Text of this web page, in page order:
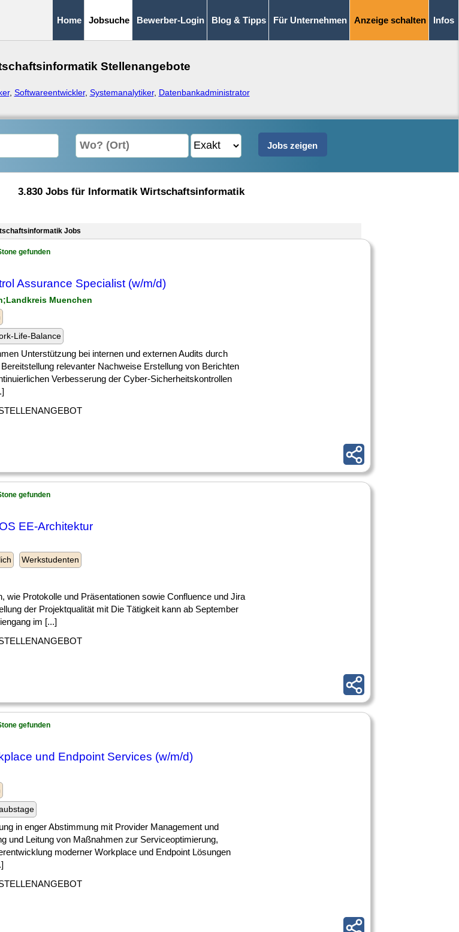
Home Jobsuche Bewerber-Login Blog & Tipps Für Unternehmen Anzeige schalten Infos
Stellenangebote
, Softwareentwickler, Systemanalytiker, Datenbankadministrator
3.830 Jobs für Informatik Wirtschaftsinformatik
Jobs
gefunden
Assurance Specialist (w/m/d)
Muenchen
Life-Balance
Unterstützung bei internen und externen Audits durch
relevanter Nachweise Erstellung von Berichten
Verbesserung der Cyber-Sicherheitskontrollen
gefunden
EE-Architektur
Werkstudenten
wie Protokolle und Präsentationen sowie Confluence und Jira
der Projektqualität mit Die Tätigkeit kann ab September
im [...]
gefunden
und Endpoint Services (w/m/d)
in enger Abstimmung mit Provider Management und
und Leitung von Maßnahmen zur Serviceoptimierung,
moderner Workplace und Endpoint Lösungen